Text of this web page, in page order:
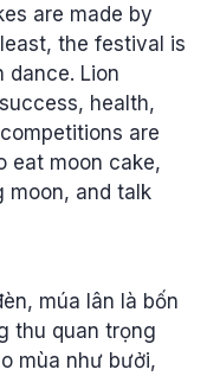
are made by
the festival is
dance. Lion
health,
are
eat moon cake,
moon, and talk
múa lân là bốn
thu quan trọng
mùa như bưởi,